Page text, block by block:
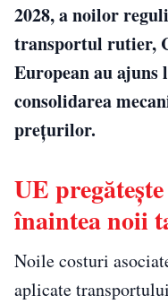
2028, a noilor
transportul rutier,
European au
consolidarea
prețurilor.
UE
înaintea noii
Noile costuri
aplicate